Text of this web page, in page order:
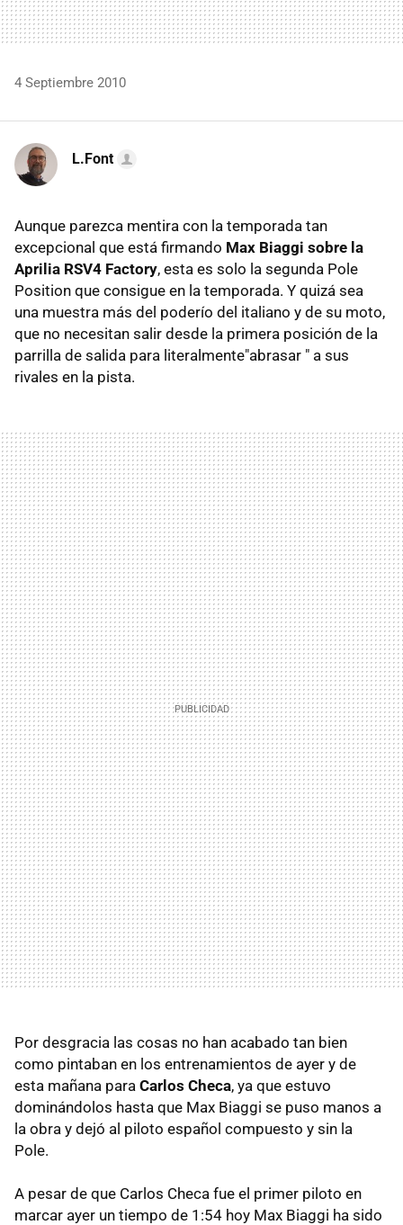
4 Septiembre 2010
L.Font
Aunque parezca mentira con la temporada tan
excepcional que está firmando Max Biaggi sobre la
Aprilia RSV4 Factory, esta es solo la segunda Pole
Position que consigue en la temporada. Y quizá sea
una muestra más del poderío del italiano y de su moto,
que no necesitan salir desde la primera posición de la
parrilla de salida para literalmente"abrasar " a sus
rivales en la pista.
Por desgracia las cosas no han acabado tan bien
como pintaban en los entrenamientos de ayer y de
esta mañana para Carlos Checa, ya que estuvo
dominándolos hasta que Max Biaggi se puso manos a
la obra y dejó al piloto español compuesto y sin la
Pole.
A pesar de que Carlos Checa fue el primer piloto en
marcar ayer un tiempo de 1:54 hoy Max Biaggi ha sido